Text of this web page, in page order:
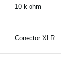
10 k ohm
Conector XLR